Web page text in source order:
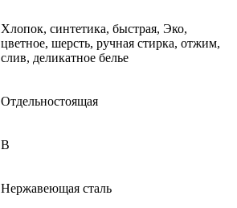
Хлопок, синтетика, быстрая, Эко,
цветное, шерсть, ручная стирка, отжим,
слив, деликатное белье
Отдельностоящая
B
Нержавеющая сталь